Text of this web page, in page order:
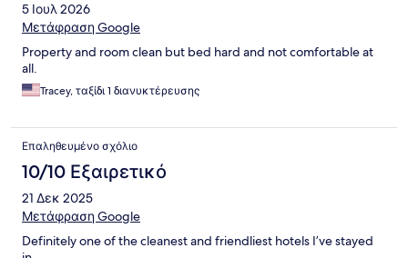
5 Ιουλ 2026
Μετάφραση Google
Property and room clean but bed hard and not comfortable at
all.
Tracey, ταξίδι 1 διανυκτέρευσης
Επαληθευμένο σχόλιο
10/10 Εξαιρετικό
21 Δεκ 2025
Μετάφραση Google
Definitely one of the cleanest and friendliest hotels I’ve stayed